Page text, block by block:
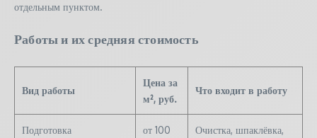
отдельным пунктом.
Работы и их средняя стоимость
Вид работы
Цена за
м², руб.
Что входит в работу
Подготовка
от 100
Очистка, шпаклёвка,